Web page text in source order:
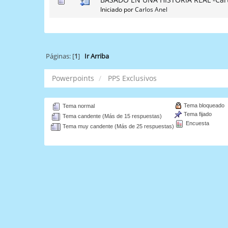
Iniciado porCarlos Anel
Páginas: [1] Ir Arriba
Powerpoints PPS Exclusivos
Tema normal
Tema candente (Más de 15 respuestas)
Tema muy candente (Más de 25 respuestas)
Tema bloqueado
Tema fijado
Encuesta